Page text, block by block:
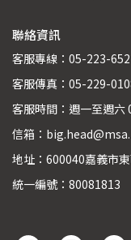
聯絡資訊
客服專線：05-223-
客服傳真：05-229-
客服時間：週一至週六
信箱：
地址：600040嘉義市
統一編號：80081813